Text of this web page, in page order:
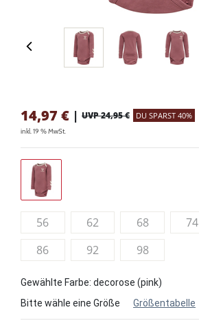
14,97 € | UVP 24,95 € DU SPARST 40%
inkl. 19 % MwSt.
56 62 68 74
86
92 98
Gewählte Farbe: decorose (pink)
Bitte wähle eine Größe
Größentabelle